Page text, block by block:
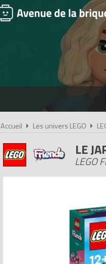
Accueil Les univers LEGO
LE
LEGO